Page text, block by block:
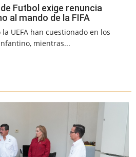
Futbol exige renuncia
al mando de la FIFA
UEFA han cuestionado en los
mientras...